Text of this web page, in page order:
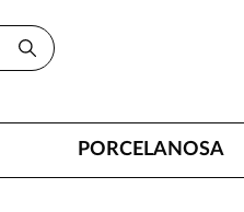
PORCELANOSA